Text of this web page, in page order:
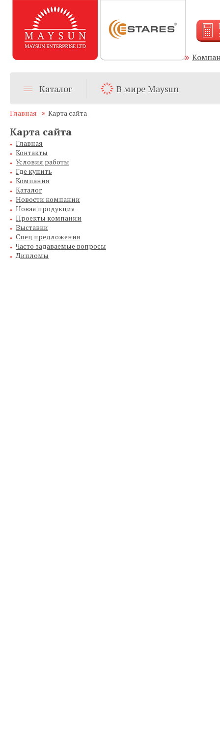
Каталог В мире Maysun
Главная Карта сайта
Карта сайта
Главная
Контакты
Условия работы
Где купить
Компания
Каталог
Новости компании
Новая продукция
Проекты компании
Выставки
Спец предложения
Часто задаваемые вопросы
Дипломы